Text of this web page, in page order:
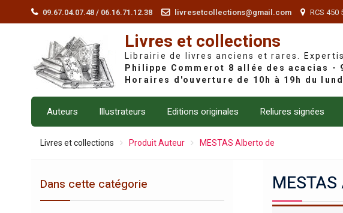
09.67.04.07.48 / 06.16.71.12.38 livresetcollections@gmail.com RCS 450
Livres et collections
Librairie de livres anciens et rares.
Auteurs Illustrateurs Editions originales Reliures signées
Livres et collections Produit Auteur MESTAS Alberto de
Dans cette catégorie